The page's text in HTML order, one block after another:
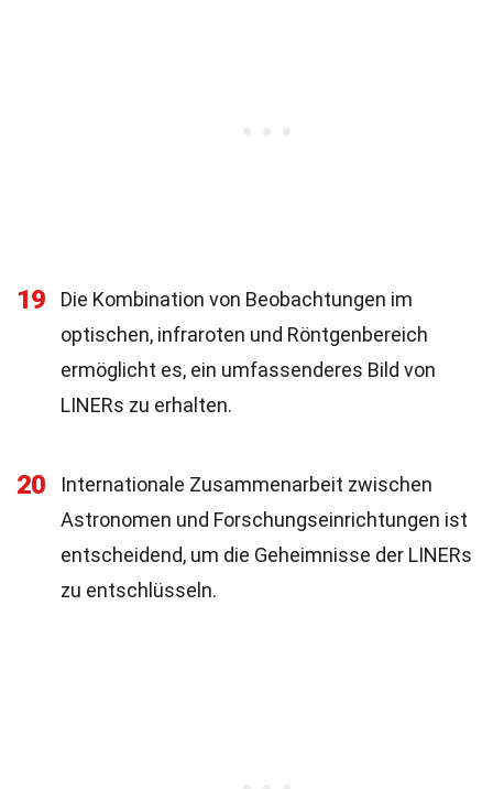
19
Die Kombination von Beobachtungen im
optischen, infraroten und Röntgenbereich
ermöglicht es, ein umfassenderes Bild von
LINERs zu erhalten.
20
Internationale Zusammenarbeit zwischen
Astronomen und Forschungseinrichtungen ist
entscheidend, um die Geheimnisse der LINERs
zu entschlüsseln.